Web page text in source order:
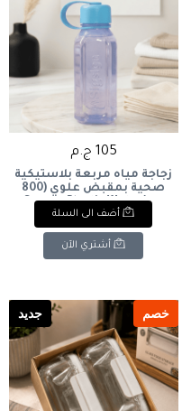
105 ج.م
زجاجة مياه مربعة بلاستيكية
صحية بمقبض علوي (800
مل)Square Plastic Water
Bottle with Top Handle (800
ml)
أضف الى السلة
أشتري الآن
خصم جديد